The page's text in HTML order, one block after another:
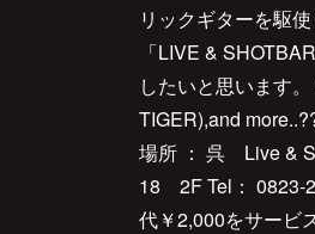
リックギターを駆
「LIVE &
したいと思います
TIGER),and
場所 ： 呉 Live &
18 2F Tel： 0823-
代￥2,000をサービ